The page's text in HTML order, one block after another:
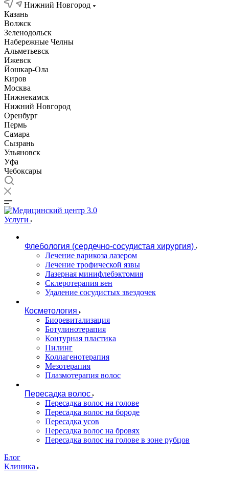
Нижний Новгород
Казань
Волжск
Зеленодольск
Набережные Челны
Альметьевск
Ижевск
Йошкар-Ола
Киров
Москва
Нижнекамск
Нижний Новгород
Оренбург
Пермь
Самара
Сызрань
Ульяновск
Уфа
Чебоксары
Услуги
Флебология (сердечно-сосудистая хирургия)
Лечение варикоза лазером
Лечение трофической язвы
Лазерная минифлебэктомия
Cклеротерапия вен
Удаление сосудистых звездочек
Косметология
Биоревитализация
Ботулинотерапия
Контурная пластика
Пилинг
Коллагенотерапия
Мезотерапия
Плазмотерапия волос
Пересадка волос
Пересадка волос на голове
Пересадка волос на бороде
Пересадка усов
Пересадка волос на бровях
Пересадка волос на голове в зоне рубцов
Блог
Клиника